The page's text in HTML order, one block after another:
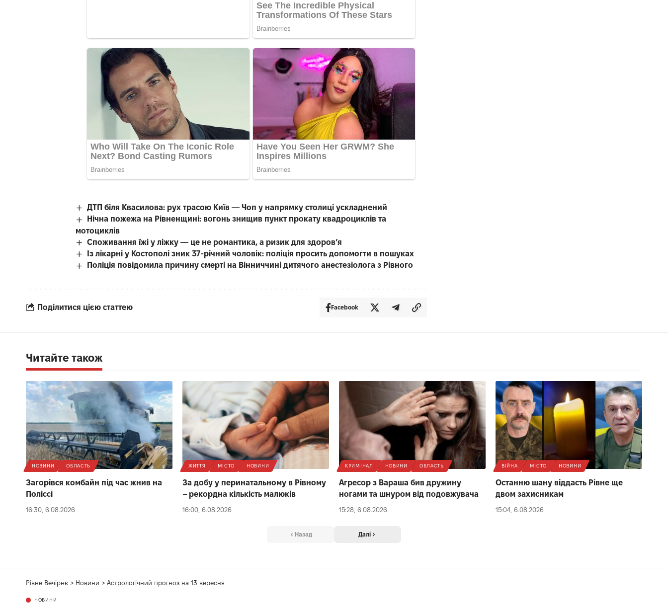
ДТП біля Квасилова: рух трасою Київ — Чоп у напрямку столиці ускладнений
Нічна пожежа на Рівненщині: вогонь знищив пункт прокату квадроциклів та
мотоциклів
Споживання їжі у ліжку — це не романтика, а ризик для здоров’я
Із лікарні у Костополі зник 37-річний чоловік: поліція просить допомогти в пошуках
Поліція повідомила причину смерті на Вінниччині дитячого анестезіолога з Рівного
Поділитися цією статтею Facebook
Читайте також
НОВИНИ ОБЛАСТЬ
Загорівся комбайн під час жнив на
Поліссі
16:30, 6.08.2026
ЖИТТЯ МІСТО НОВИНИ
За добу у перинатальному в Рівному
– рекордна кількість малюків
16:00, 6.08.2026
КРИМІНАЛ НОВИНИ ОБЛАСТЬ
Агресор з Вараша бив дружину
ногами та шнуром від подовжувача
15:28, 6.08.2026
ВІЙНА МІСТО НОВИНИ
Останню шану віддасть Рівне ще
двом захисникам
15:04, 6.08.2026
Назад Далі
Рівне Вечірнє > Новини > Астрологічний прогноз на 13 вересня
НОВИНИ